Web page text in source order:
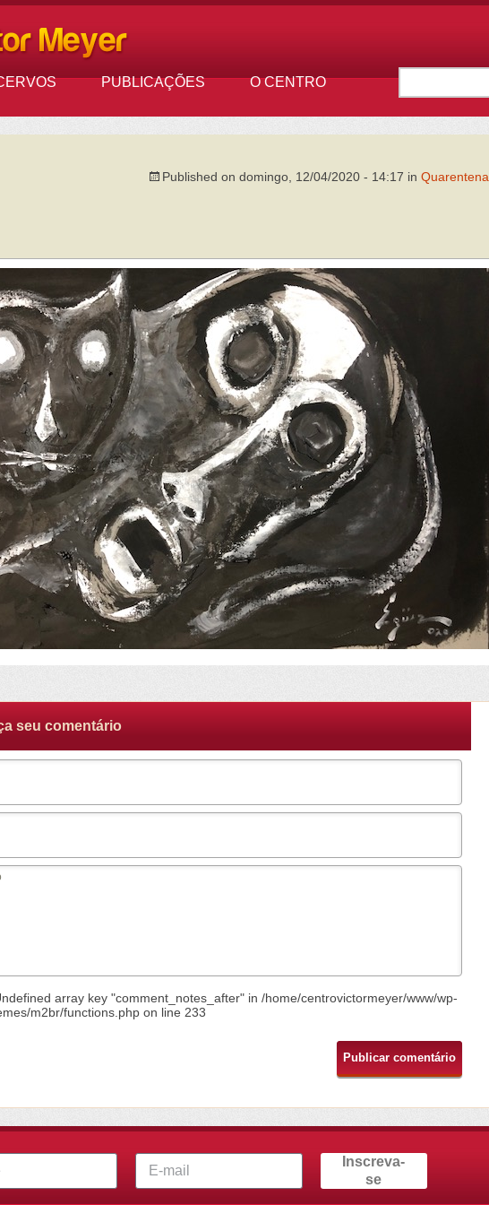
PUBLICAÇÕES O CENTRO
Published on domingo, 12/04/2020 - 14:17 in Quarentena
seu comentário
array key "comment_notes_after" in /home/centrovictormeyer/www/wp-
m2br/functions.php on line 233
Inscreva-
se